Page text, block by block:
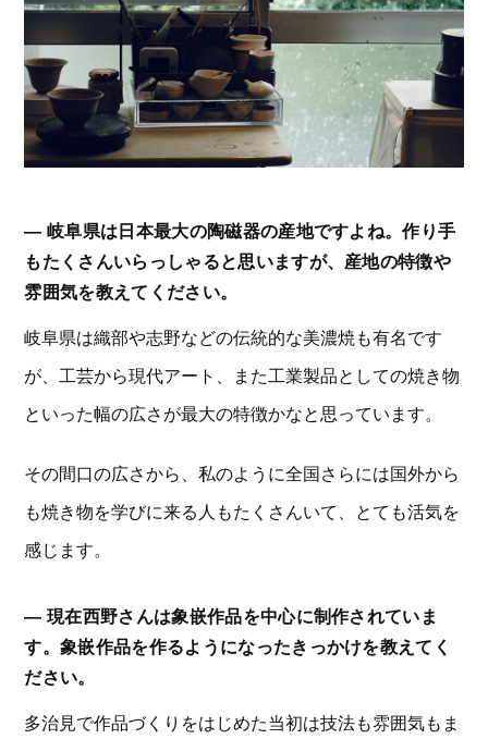
― 岐阜県は日本最大の陶磁器の産地ですよね。作り手
もたくさんいらっしゃると思いますが、産地の特徴や
雰囲気を教えてください。
岐阜県は織部や志野などの伝統的な美濃焼も有名です
が、工芸から現代アート、また工業製品としての焼き物
といった幅の広さが最大の特徴かなと思っています。
その間口の広さから、私のように全国さらには国外から
も焼き物を学びに来る人もたくさんいて、とても活気を
感じます。
― 現在西野さんは象嵌作品を中心に制作されていま
す。象嵌作品を作るようになったきっかけを教えてく
ださい。
多治見で作品づくりをはじめた当初は技法も雰囲気もま